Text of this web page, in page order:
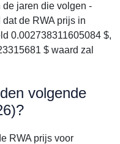
jaren die volgen -
de RWA prijs in
0.002738311605084 $,
$ waard zal
volgende
RWA prijs voor